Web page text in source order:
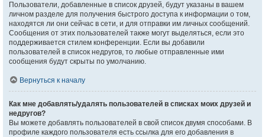
Пользователи, добавленные в список друзей, будут указаны в вашем
личном разделе для получения быстрого доступа к информации о том,
находятся ли они сейчас в сети, и для отправки им личных сообщений.
Сообщения от этих пользователей также могут выделяться, если это
поддерживается стилем конференции. Если вы добавили
пользователей в список недругов, то любые отправленные ими
сообщения будут скрыты по умолчанию.
Вернуться к началу
Как мне добавлять/удалять пользователей в списках моих друзей и
недругов?
Вы можете добавлять пользователей в свой список двумя способами. В
профиле каждого пользователя есть ссылка для его добавления в